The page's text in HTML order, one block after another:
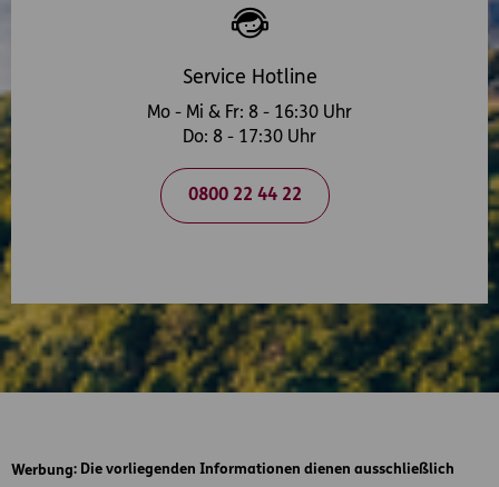
Service Hotline
Mo - Mi & Fr: 8 - 16:30 Uhr
Do: 8 - 17:30 Uhr
0800 22 44 22
Werbung: Die vorliegenden Informationen dienen ausschließlich